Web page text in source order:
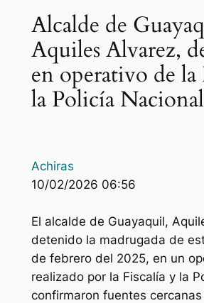
Alcalde de
Aquiles Alvarez,
en operativo de la
la Policía Nacional
Achiras
10/02/2026 06:56
El alcalde de Guayaquil,
detenido la madrugada de
de febrero del 2025, en un
realizado por la Fiscalía y la
confirmaron fuentes